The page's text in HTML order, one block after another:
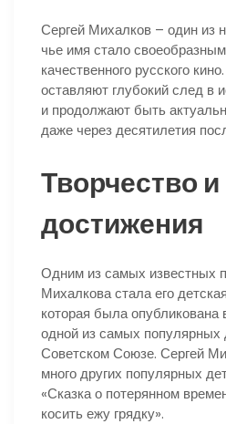
Сергей Михалков – один из
чье имя стало
качественного русского
оставляют глубокий след в
и продолжают быть
даже через десятилетия
Творчество и
достижения
Одним из самых известных
Михалкова стала его
которая была опубликована
одной из самых популярных
Советском Союзе. Сергей
много других популярных
«Сказка о потерянном
косить ежу грядку».